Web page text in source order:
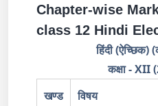
Chapter-wise
class 12 Hindi
हिंदी(ऐच्छिक) (
कक्षा- XII
खण्ड
विषय